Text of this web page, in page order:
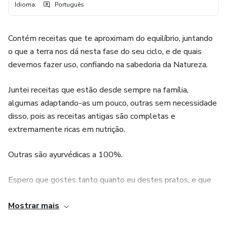
Idioma: Português
Contém receitas que te aproximam do equilíbrio, juntando
o que a terra nos dá nesta fase do seu ciclo, e de quais
devemos fazer uso, confiando na sabedoria da Natureza.
Juntei receitas que estão desde sempre na família,
algumas adaptando-as um pouco, outras sem necessidade
disso, pois as receitas antigas são completas e
extremamente ricas em nutrição.
Outras são ayurvédicas a 100%.
Espero que gostes tanto quanto eu destes pratos, e que
Outono!
Mostrar mais